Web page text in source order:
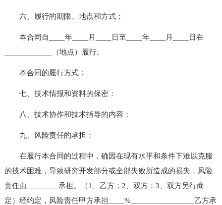
六、履行的期限、地点和方式：
本合同自____年____月____日至____年____月____日在
____________（地点）履行。
本合同的履行方式：
七、技术情报和资料的保密：
八、技术协作和技术指导的内容：
九、风险责任的承担：
在履行本合同的过程中，确因在现有水平和条件下难以克服
的技术困难，导致研究开发部分或全部失败所造成的损失，风险
责任由________承担。（1、乙方；2、双方；3、双方另行商
定）经约定，风险责任甲方承担____%________________乙方承